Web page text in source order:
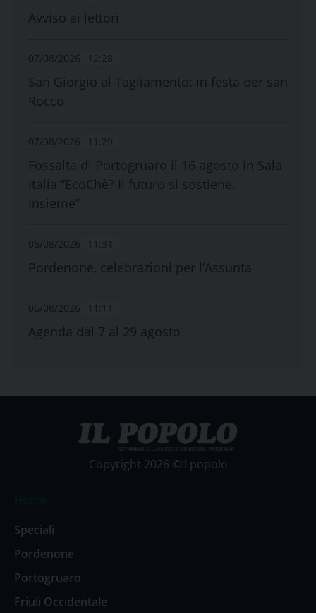
Avviso ai lettori
07/08/2026 12:28
San Giorgio al Tagliamento: in festa per san
Rocco
07/08/2026 11:29
Fossalta di Portogruaro il 16 agosto in Sala
Italia “EcoChè? Il futuro si sostiene.
Insieme”
06/08/2026 11:31
Pordenone, celebrazioni per l’Assunta
06/08/2026 11:11
Agenda dal 7 al 29 agosto
Copyright 2026 ©Il popolo
Speciali
Pordenone
Portogruaro
Friuli Occidentale